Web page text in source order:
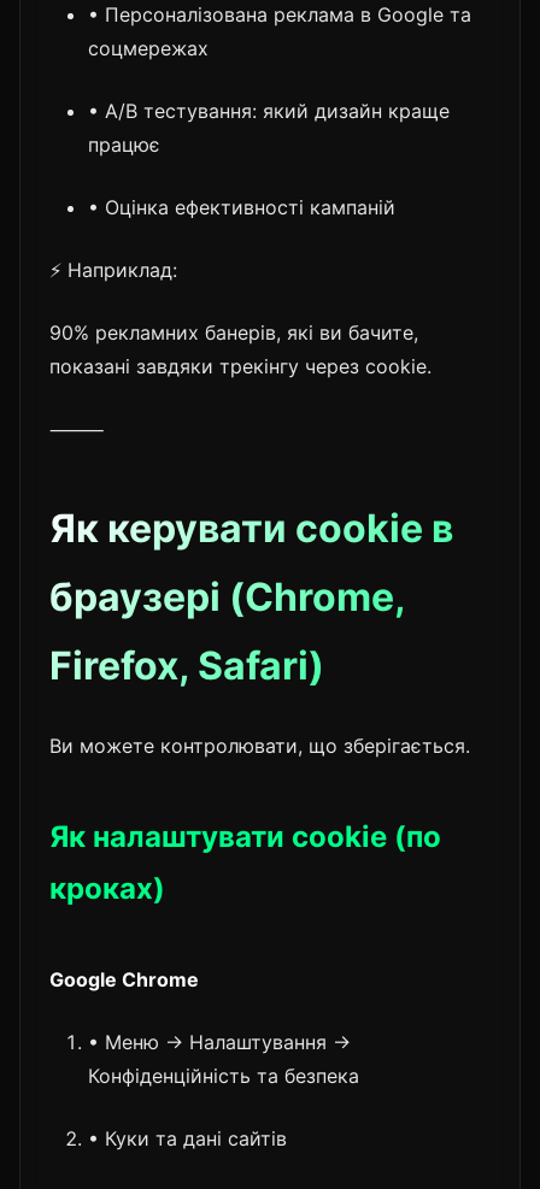
• Персоналізована реклама в Google та
соцмережах
• A/B тестування: який дизайн краще
працює
• Оцінка ефективності кампаній
⚡ Наприклад:
90% рекламних банерів, які ви бачите,
показані завдяки трекінгу через cookie.
⸻
Як керувати cookie в
браузері (Chrome,
Firefox, Safari)
Ви можете контролювати, що зберігається.
Як налаштувати cookie (по
кроках)
Google Chrome
• Меню → Налаштування →
Конфіденційність та безпека
• Куки та дані сайтів